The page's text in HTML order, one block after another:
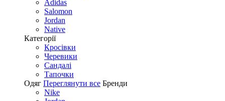
Adidas
Salomon
Jordan
Native
Категорії
Кросівки
Черевики
Сандалі
Tапочки
Одяг Переглянути все Бренди
Nike